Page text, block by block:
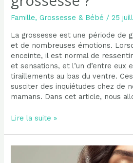
Famille,Grossesse & Bébé /25
La grossesse est une période de
et de nombreuses émotions.
enceinte, il est normal de
et sensations, et l’un d’entre eux
tiraillements au bas du ventre.
susciter des inquiétudes chez de
mamans. Dans cet article, nous
Faut-
des
Lire la suite »